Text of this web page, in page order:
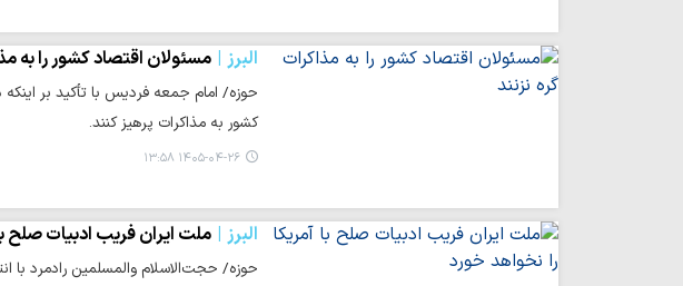
البرز مسئولان اقتصاد کشور را به
حوزه/ امام جمعه فردیس با تأکید بر
کشور به مذاکرات پرهیز کنند.
۱۴۰۵-۰۴-۲۶ ۱۳:۵۸
البرز ملت ایران فریب ادبیات صلح
حوزه/ حجت‌الاسلام والمسلمین رادمرد با